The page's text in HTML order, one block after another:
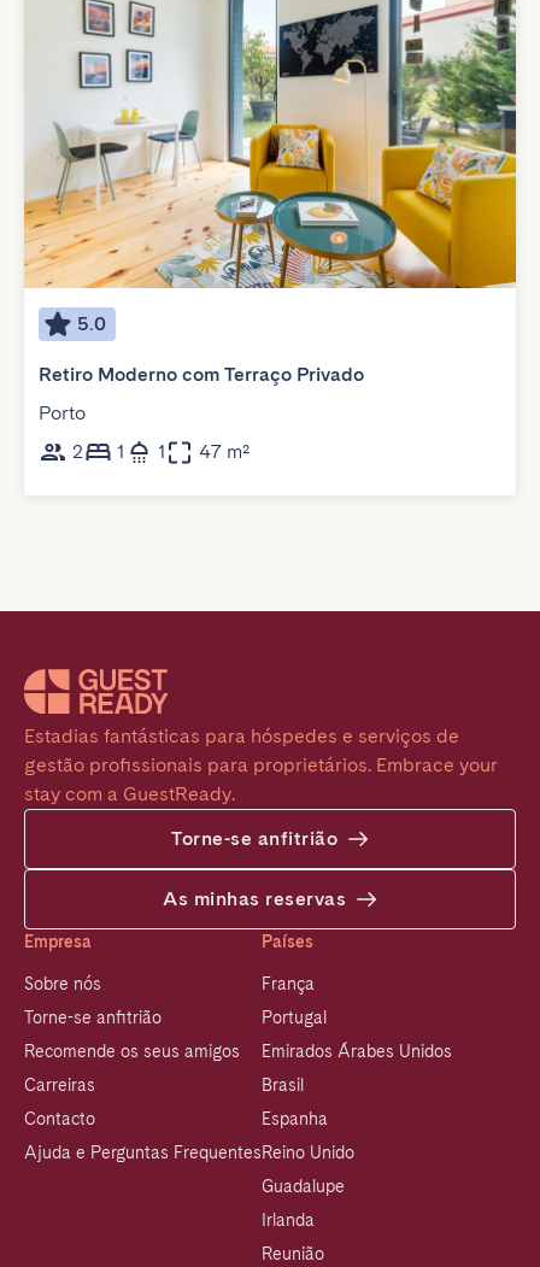
5.0
Retiro Moderno com Terraço Privado
Porto
2
1 1 47 m²
Estadias fantásticas para hóspedes e serviços de
gestão profissionais para proprietários. Embrace your
stay com a GuestReady.
Torne-se anfitrião
As minhas reservas
Empresa
Sobre nós
Torne-se anfitrião
Recomende os seus amigos
Carreiras
Contacto
Ajuda e Perguntas Frequentes
Países
França
Portugal
Emirados Árabes Unidos
Brasil
Espanha
Reino Unido
Guadalupe
Irlanda
Reunião